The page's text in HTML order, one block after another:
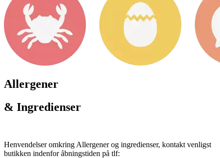
Allergener
& Ingredienser
Henvendelser omkring Allergener og ingredienser, kontakt venligst
butikken indenfor åbningstiden på tlf: